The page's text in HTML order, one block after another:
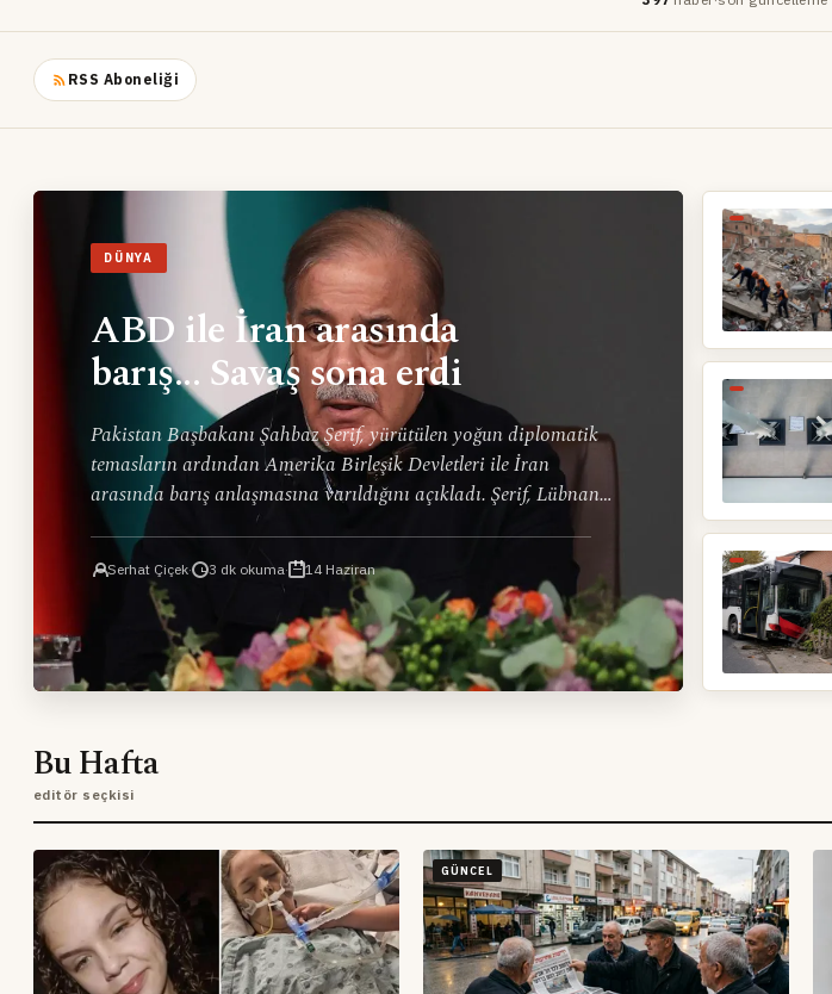
RSS Aboneliği
DÜNYA
ABD ile İran arasında
barış... Savaş sona erdi
Pakistan Başbakanı Şahbaz Şerif, yürütülen yoğun diplomatik
temasların ardından Amerika Birleşik Devletleri ile İran
arasında barış anlaşmasına varıldığını açıkladı. Şerif, Lübnan
da dahil olmak üzere tüm cephelerde askeri operasyonların
derhal ve kalıcı olarak sona erdirildiğini duyurdu.
Serhat Çiçek· 3 dk okuma· 14 Haziran
Bu Hafta
editör seçkisi
GÜNCEL